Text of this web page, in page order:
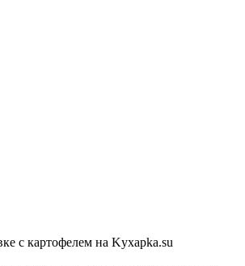
с картофелем на Kyxapka.su